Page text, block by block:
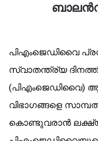
പിഎംജെഡിവൈ
സ്വാതന്ത്ര്യ
(പിഎംജെഡിവൈ)
വിഭാഗങ്ങളെ
കൊണ്ടുവരാൻ